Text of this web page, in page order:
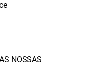
NOSSAS